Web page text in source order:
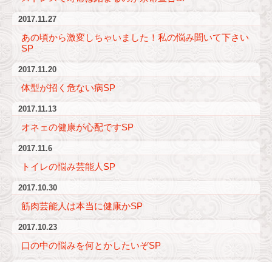
2017.11.27
あの頃から激変しちゃいました！私の悩み聞いて下さい
SP
2017.11.20
体型が招く危ない病SP
2017.11.13
オネェの健康が心配ですSP
2017.11.6
トイレの悩み芸能人SP
2017.10.30
筋肉芸能人は本当に健康かSP
2017.10.23
口の中の悩みを何とかしたいぞSP